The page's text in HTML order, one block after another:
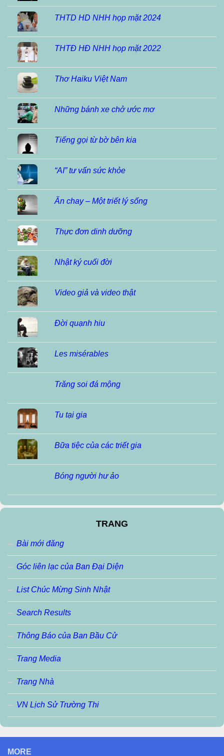
THTD HD NHH họp mặt 2024
THTĐ HĐ NHH họp mặt 2022
Thơ Haiku Việt Nam
Những bánh xe chở ước mơ
Tiếng gọi từ bờ bên kia
“AI” tư vấn sức khỏe
Ăn chay – Một triết lý sống
Thực đơn dinh dưỡng
Nhật ký cuối đời
Video giả và video thật
Đời quạnh hiu
Les misérables
Trăng soi đá mộng
Tu tại gia
Bữa tiệc của các triết gia
Bóng người hư ảo
TRANG
Bài mới đăng
Góc liên lạc của Ban Đại Diện
List Chúc Mừng Sinh Nhật
Search Results
Thông Báo của Ban Bầu Cử
Trang Media
Trang Nhà
VN Lịch Sử Trường Thi
MORE